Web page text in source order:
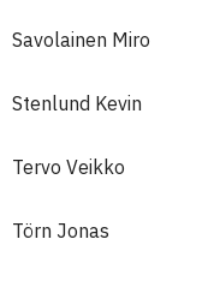
Savolainen Miro
Stenlund Kevin
Tervo Veikko
Törn Jonas